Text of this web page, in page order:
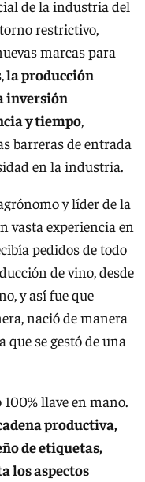
de la industria del
restrictivo,
marcas para
la producción
inversión
y tiempo,
barreras de entrada
en la industria.
y líder de la
vasta experiencia en
pedidos de todo
de vino, desde
y así fue que
nació de manera
se gestó de una
llave en mano.
productiva,
de etiquetas,
los aspectos